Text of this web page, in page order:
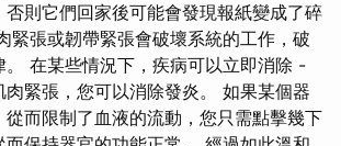
則它們回家後可能會發現報紙變成了碎
緊張或韌帶緊張會破壞系統的工作，破
。 在某些情況下，疾病可以立即消除 -
肉緊張，您可以消除發炎。 如果某個器
而限制了血液的流動，您只需點擊幾下